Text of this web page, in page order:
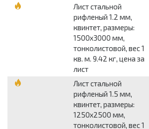
Лист стальной
рифленый 1.2 мм,
квинтет, размеры:
1500x3000 мм,
тонколистовой, вес 1
кв. м. 9.42 кг, цена за
лист
Лист стальной
рифленый 1.5 мм,
квинтет, размеры:
1250x2500 мм,
тонколистовой, вес 1